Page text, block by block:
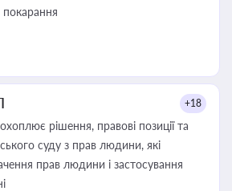
покарання
+18
рішення, правові позиції та
суду з прав людини, які
прав людини і застосування